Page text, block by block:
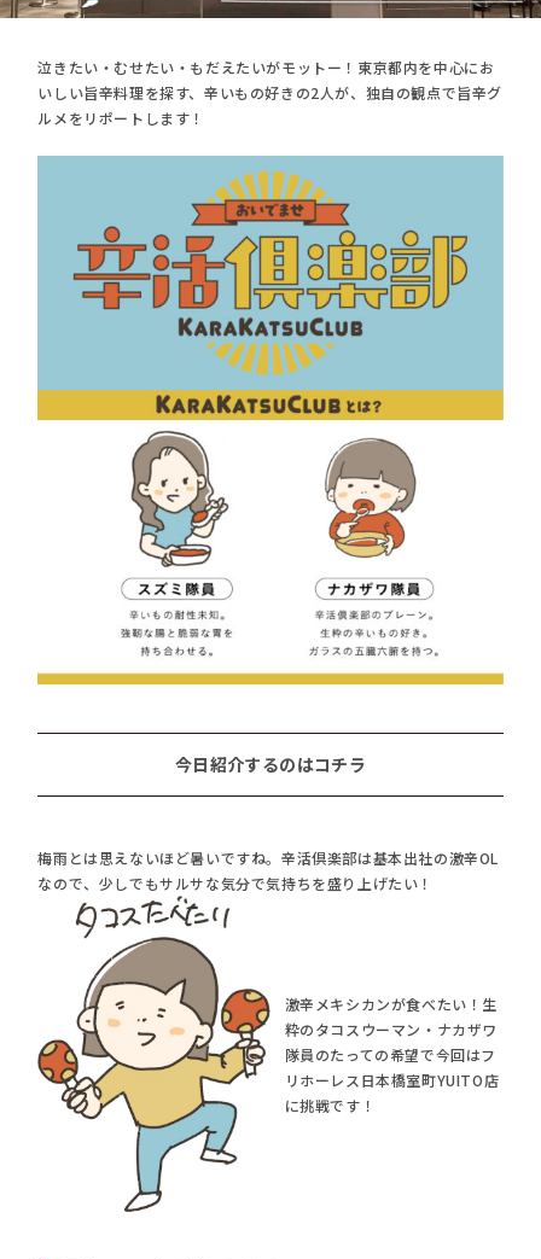
泣きたい・むせたい・もだえたいがモットー！東京都内を中心にお
いしい旨辛料理を探す、辛いもの好きの2人が、独自の観点で旨辛グ
ルメをリポートします！
今日紹介するのはコチラ
梅雨とは思えないほど暑いですね。辛活倶楽部は基本出社の激辛OL
なので、少しでもサルサな気分で気持ちを盛り上げたい！
激辛メキシカンが食べたい！生
粋のタコスウーマン・ナカザワ
隊員のたっての希望で今回はフ
リホーレス日本橋室町YUITO店
に挑戦です！